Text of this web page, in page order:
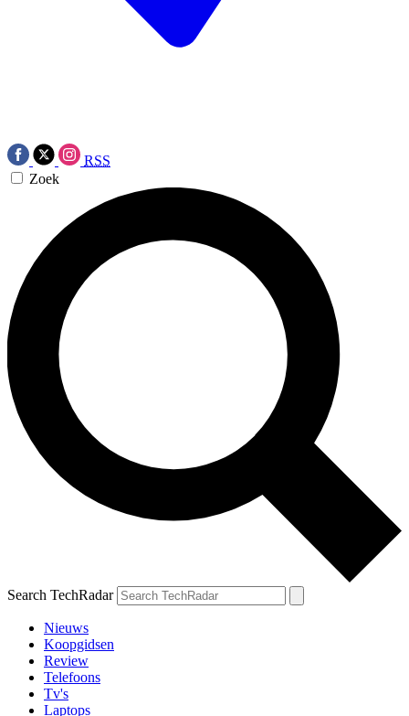
RSS
Zoek
Search TechRadar
Nieuws
Koopgidsen
Review
Telefoons
Tv's
Laptops